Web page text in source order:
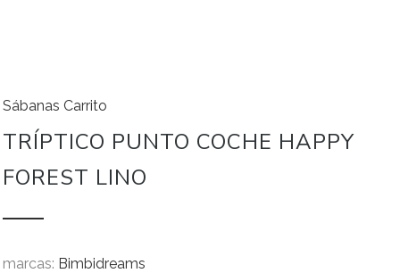
Sábanas Carrito
TRÍPTICO PUNTO COCHE HAPPY
FOREST LINO
marcas: Bimbidreams